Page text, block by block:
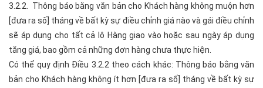
3.2.2. Thông báo bằng văn bản cho Khách hàng không muộn hơn
[đưa ra số] tháng về bất kỳ sự điều chỉnh giá nào và gái điều chỉnh
sẽ áp dụng cho tất cả lô Hàng giao vào hoặc sau ngày áp dụng
tăng giá, bao gồm cả những đơn hàng chưa thực hiện.
Có thể quy định Điều 3.2.2 theo cách khác: Thông báo bằng văn
bản cho Khách hàng không ít hơn [đưa ra số] tháng về bất kỳ sự